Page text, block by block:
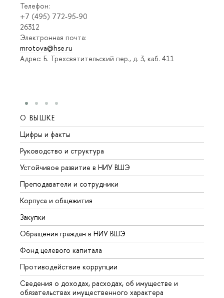
Телефон:
+7 (495) 772-95-90
26312
Электронная почта:
mrotova@hse.ru
Адрес: Б. Трехсвятительский пер., д. 3, каб. 411
О ВЫШКЕ
Цифры и факты
Руководство и структура
Устойчивое развитие в НИУ ВШЭ
Преподаватели и сотрудники
Корпуса и общежития
Закупки
Обращения граждан в НИУ ВШЭ
Фонд целевого капитала
Противодействие коррупции
Сведения о доходах, расходах, об имуществе и
обязательствах имущественного характера